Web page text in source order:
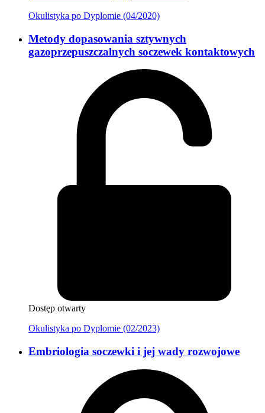
Okulistyka po Dyplomie (04/2020)
Metody dopasowania sztywnych
gazoprzepuszczalnych soczewek kontaktowych
Dostęp otwarty
Okulistyka po Dyplomie (02/2023)
Embriologia soczewki i jej wady rozwojowe